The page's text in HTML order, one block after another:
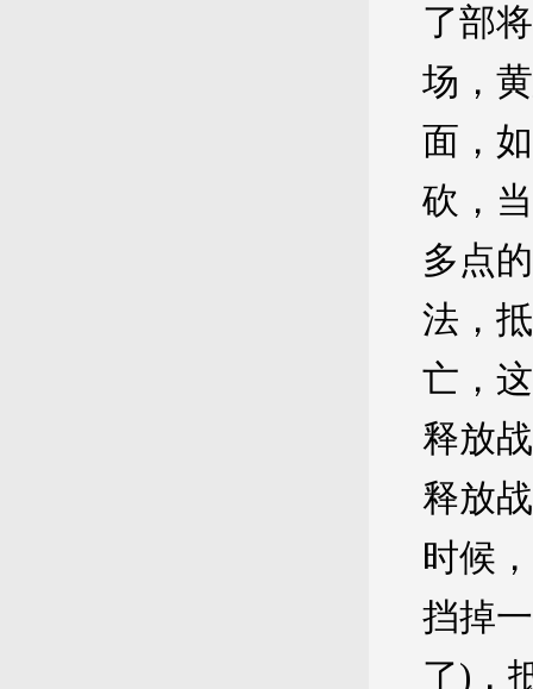
了部
场，
面，
砍，
多点
法，
亡，
释放
释放
时候
挡掉
了)，